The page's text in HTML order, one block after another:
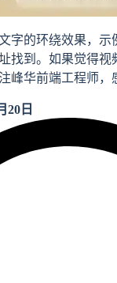
字的环绕效果，示
找到。如果觉得视
峰华前端工程师，
20日